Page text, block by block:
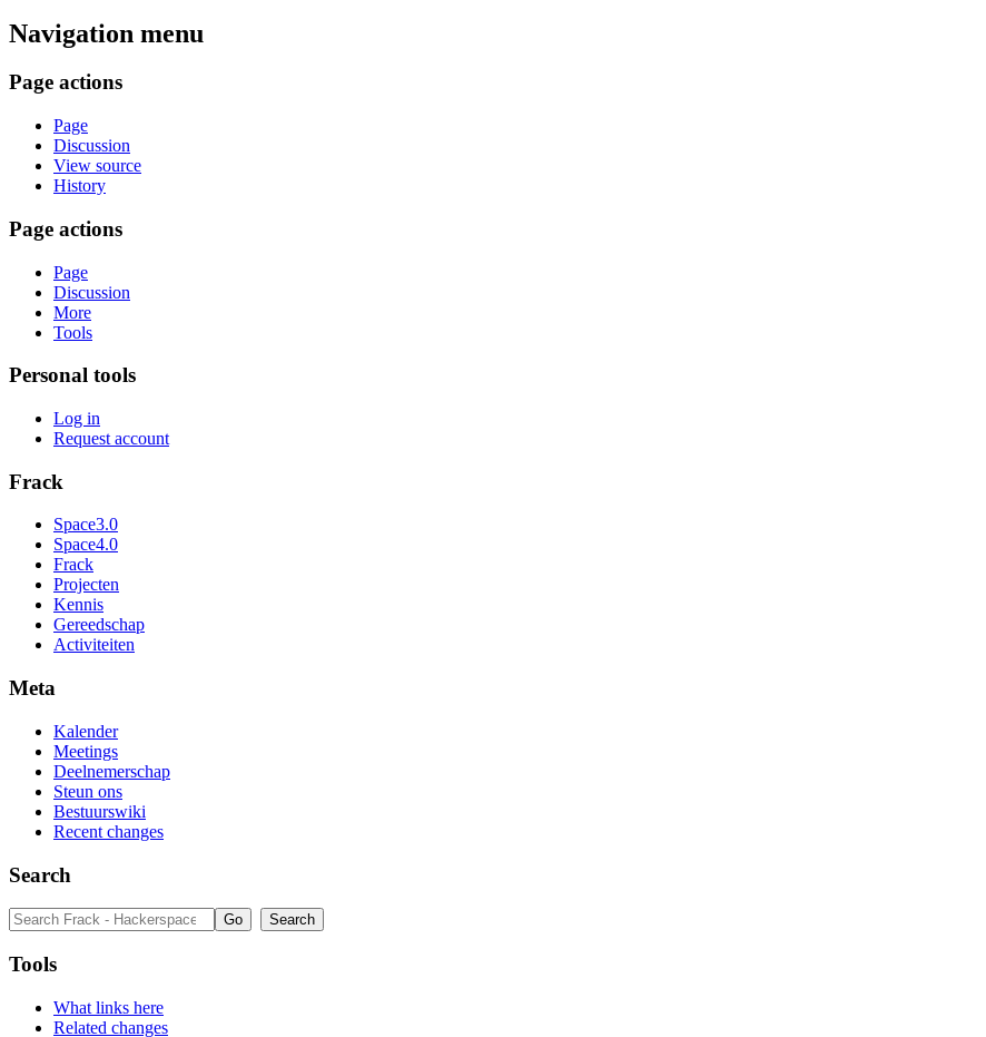
Navigation menu
Page actions
Page
Discussion
View source
History
Page actions
Page
Discussion
More
Tools
Personal tools
Log in
Request account
Frack
Space3.0
Space4.0
Frack
Projecten
Kennis
Gereedschap
Activiteiten
Meta
Kalender
Meetings
Deelnemerschap
Steun ons
Bestuurswiki
Recent changes
Search
Tools
What links here
Related changes